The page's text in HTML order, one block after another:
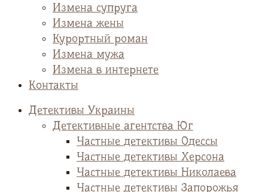
Измена супруга
Измена жены
Курортный роман
Измена мужа
Измена в интернете
Контакты
Детективы Украины
Детективные агентства Юг
Частные детективы Одессы
Частные детективы Херсона
Частные детективы Николаева
Частные детективы Запорожья